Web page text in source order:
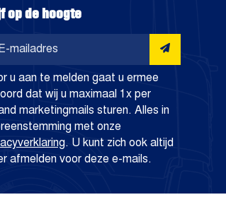
op de hoogte
Aanmelden
u aan te melden gaat u ermee
dat wij u maximaal 1x per
marketingmails sturen. Alles in
met onze
. U kunt zich ook altijd
afmelden voor deze e-mails.